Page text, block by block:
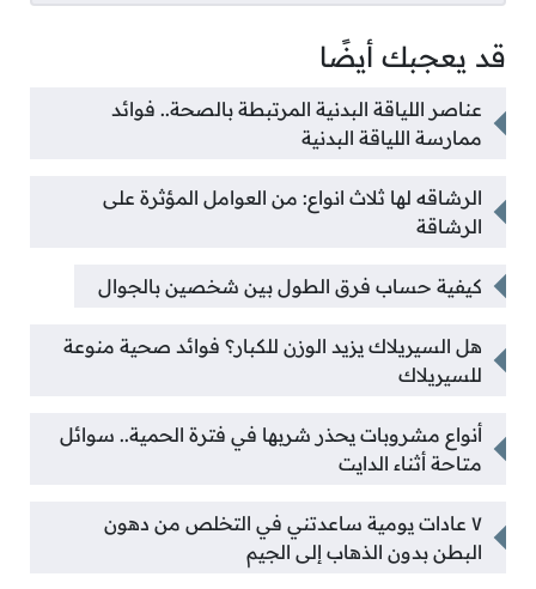
قد يعجبك أيضًا
عناصر اللياقة البدنية المرتبطة بالصحة.. فوائد
ممارسة اللياقة البدنية
الرشاقه لها ثلاث انواع: من العوامل المؤثرة على
الرشاقة
كيفية حساب فرق الطول بين شخصين بالجوال
هل السيريلاك يزيد الوزن للكبار؟ فوائد صحية منوعة
للسيريلاك
أنواع مشروبات يحذر شربها في فترة الحمية.. سوائل
متاحة أثناء الدايت
٧ عادات يومية ساعدتني في التخلص من دهون
البطن بدون الذهاب إلى الجيم